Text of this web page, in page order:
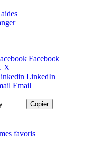
Facebook
X
LinkedIn
Email
Copier
favoris